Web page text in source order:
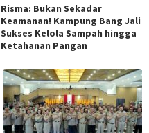
Risma: Bukan Sekadar
Keamanan! Kampung Bang Jali
Sukses Kelola Sampah hingga
Ketahanan Pangan